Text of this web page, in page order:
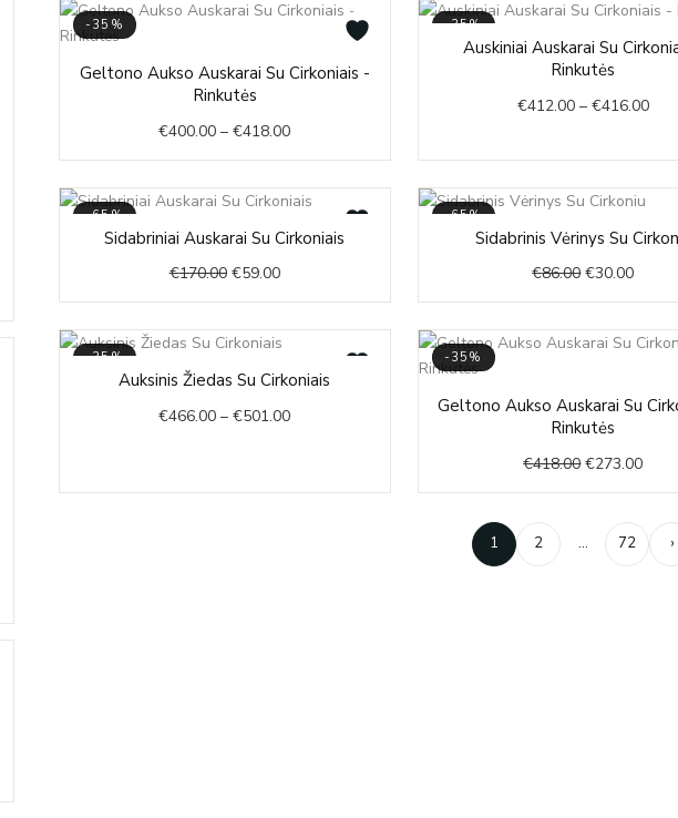
-35%
Geltono Aukso Auskarai Su Cirkoniais -
Rinkutės
€400.00 – €418.00through
€418.00
-35%
Auskiniai Auskarai Su
Rinkutės
€412.00 – €416.00
-65%
Sidabriniai Auskarai Su Cirkoniais
€170.00
price
was:
€170.00.
€59.00
price
is:
€59.00.
-65%
Sidabrinis Vėrinys Su
€86.00
price
was:
€86.00.
€30.00
price
is:
-35%
Auksinis Žiedas Su Cirkoniais
€466.00 – €501.00€466.00
-35%
Geltono Aukso Auskarai Su
Rinkutės
€418.00
price
€418.00.
€273.00
1 2 … 72 ›